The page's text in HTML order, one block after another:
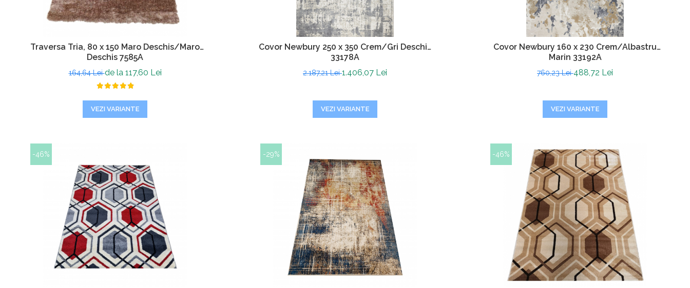
Traversa Tria, 80 x 150 Maro Deschis/Maro
Deschis 7585A
164,64 Leide la 117,60 Lei
VEZI VARIANTE
Covor Newbury 250 x 350 Crem/Gri Deschis
33178A
2.187,21 Lei1.406,07 Lei
VEZI VARIANTE
Covor Newbury 160 x 230 Crem/Albastru
Marin 33192A
760,23 Lei488,72 Lei
VEZI VARIANTE
-46% -29% -46%